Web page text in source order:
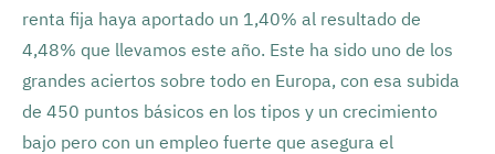
renta fija haya aportado un 1,40% al resultado de
4,48% que llevamos este año. Este ha sido uno de los
grandes aciertos sobre todo en Europa, con esa subida
de 450 puntos básicos en los tipos y un crecimiento
bajo pero con un empleo fuerte que asegura el